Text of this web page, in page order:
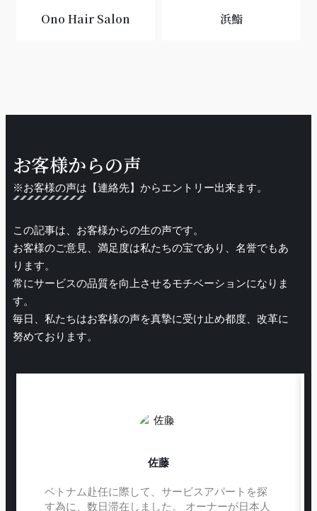
Ono Hair Salon 浜鮨
お客様からの声
※お客様の声は【連絡先】からエントリー出来ます。
この記事は、お客様からの生の声です。
お客様のご意見、満足度は私たちの宝であり、名誉でもあ
ります。
常にサービスの品質を向上させるモチベーションになりま
す。
毎日、私たちはお客様の声を真摯に受け止め都度、改革に
努めております。
佐藤
ベトナム赴任に際して、サービスアパートを探
す為に、数日滞在しました。 オーナーが日本人